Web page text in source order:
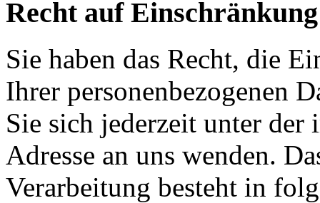
Recht auf
Sie haben das Recht, die
Ihrer personenbezogenen
Sie sich jederzeit unter der
Adresse an uns wenden.
Verarbeitung besteht in